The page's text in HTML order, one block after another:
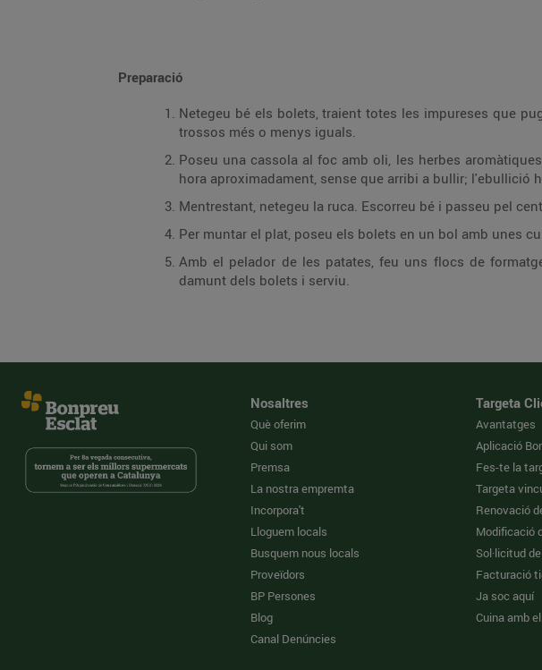
Preparació
Netegeu bé els bolets, traient totes les impureses que
trossos més o menys iguals.
Poseu una cassola al foc amb oli, les herbes
hora aproximadament, sense que arribi a bullir; l'ebullició
Mentrestant, netegeu la ruca. Escorreu bé i passeu pel
Per muntar el plat, poseu els bolets en un bol amb unes
Amb el pelador de les patates, feu uns flocs de
damunt dels bolets i serviu.
Nosaltres
Què oferim
Qui som
Premsa
La nostra empremta
Incorpora't
Lloguem locals
Busquem nous locals
Proveïdors
BP Persones
Blog
Canal Denúncies
Targeta
Avantatges
Aplicació
Fes-te la
Targeta
Renovació
Modificació
Sol·licitud
Facturació
Ja soc aquí
Cuina amb